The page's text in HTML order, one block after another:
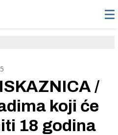
/
koji će
18 godina